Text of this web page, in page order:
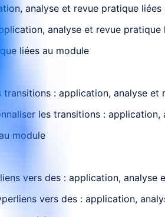
analyse et revue pratique liées
analyse et revue pratique
liées au module
: application, analyse et
les transitions :
module
vers des : application, analyse
vers des : application,